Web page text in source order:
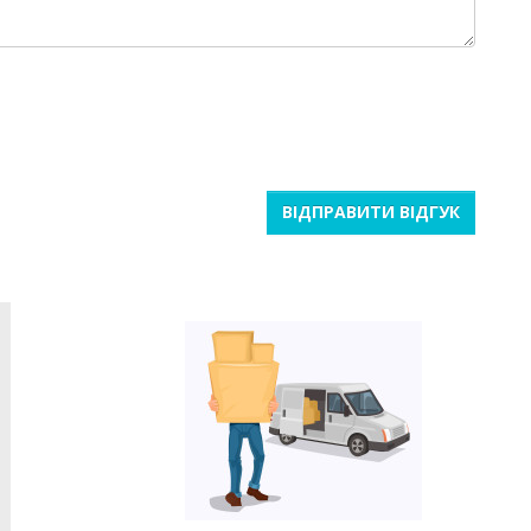
ВІДПРАВИТИ ВІДГУК